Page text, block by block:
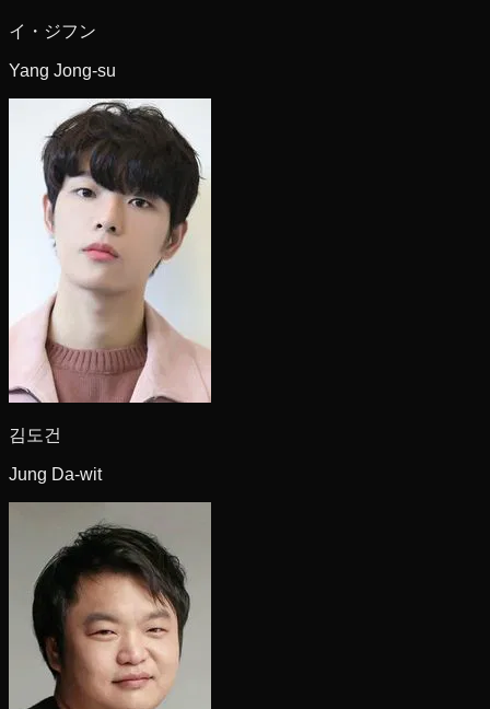
イ・ジフン
Yang Jong-su
김도건
Jung Da-wit